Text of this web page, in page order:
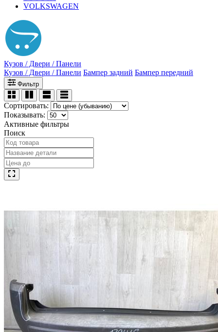
VOLKSWAGEN
Кузов / Двери / Панели
Кузов / Двери / Панели Бампер задний Бампер передний
Фильтр
Сортировать:
Показывать:
Активные фильтры
Поиск